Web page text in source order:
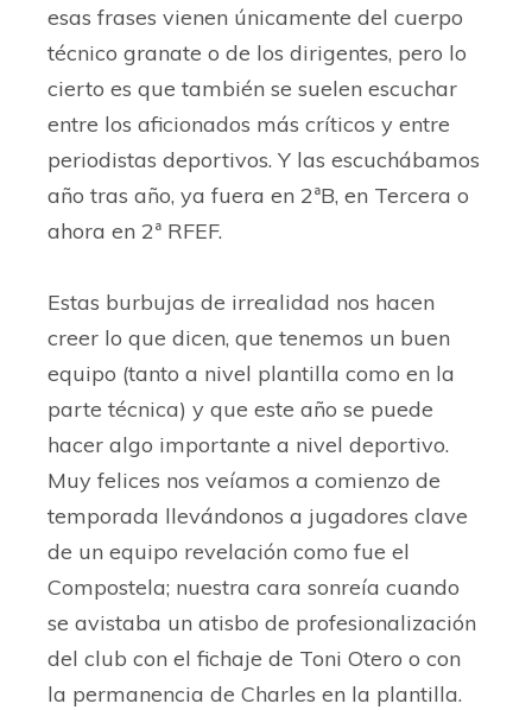
esas frases vienen únicamente del cuerpo
técnico granate o de los dirigentes, pero lo
cierto es que también se suelen escuchar
entre los aficionados más críticos y entre
periodistas deportivos. Y las escuchábamos
año tras año, ya fuera en 2ªB, en Tercera o
ahora en 2ª RFEF.
Estas burbujas de irrealidad nos hacen
creer lo que dicen, que tenemos un buen
equipo (tanto a nivel plantilla como en la
parte técnica) y que este año se puede
hacer algo importante a nivel deportivo.
Muy felices nos veíamos a comienzo de
temporada llevándonos a jugadores clave
de un equipo revelación como fue el
Compostela; nuestra cara sonreía cuando
se avistaba un atisbo de profesionalización
del club con el fichaje de Toni Otero o con
la permanencia de Charles en la plantilla.